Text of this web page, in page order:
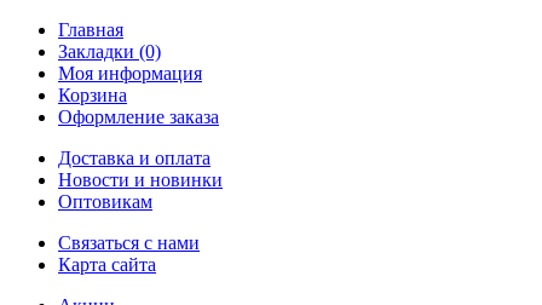
Главная
Закладки (0)
Моя информация
Корзина
Оформление заказа
Доставка и оплата
Новости и новинки
Оптовикам
Связаться с нами
Карта сайта